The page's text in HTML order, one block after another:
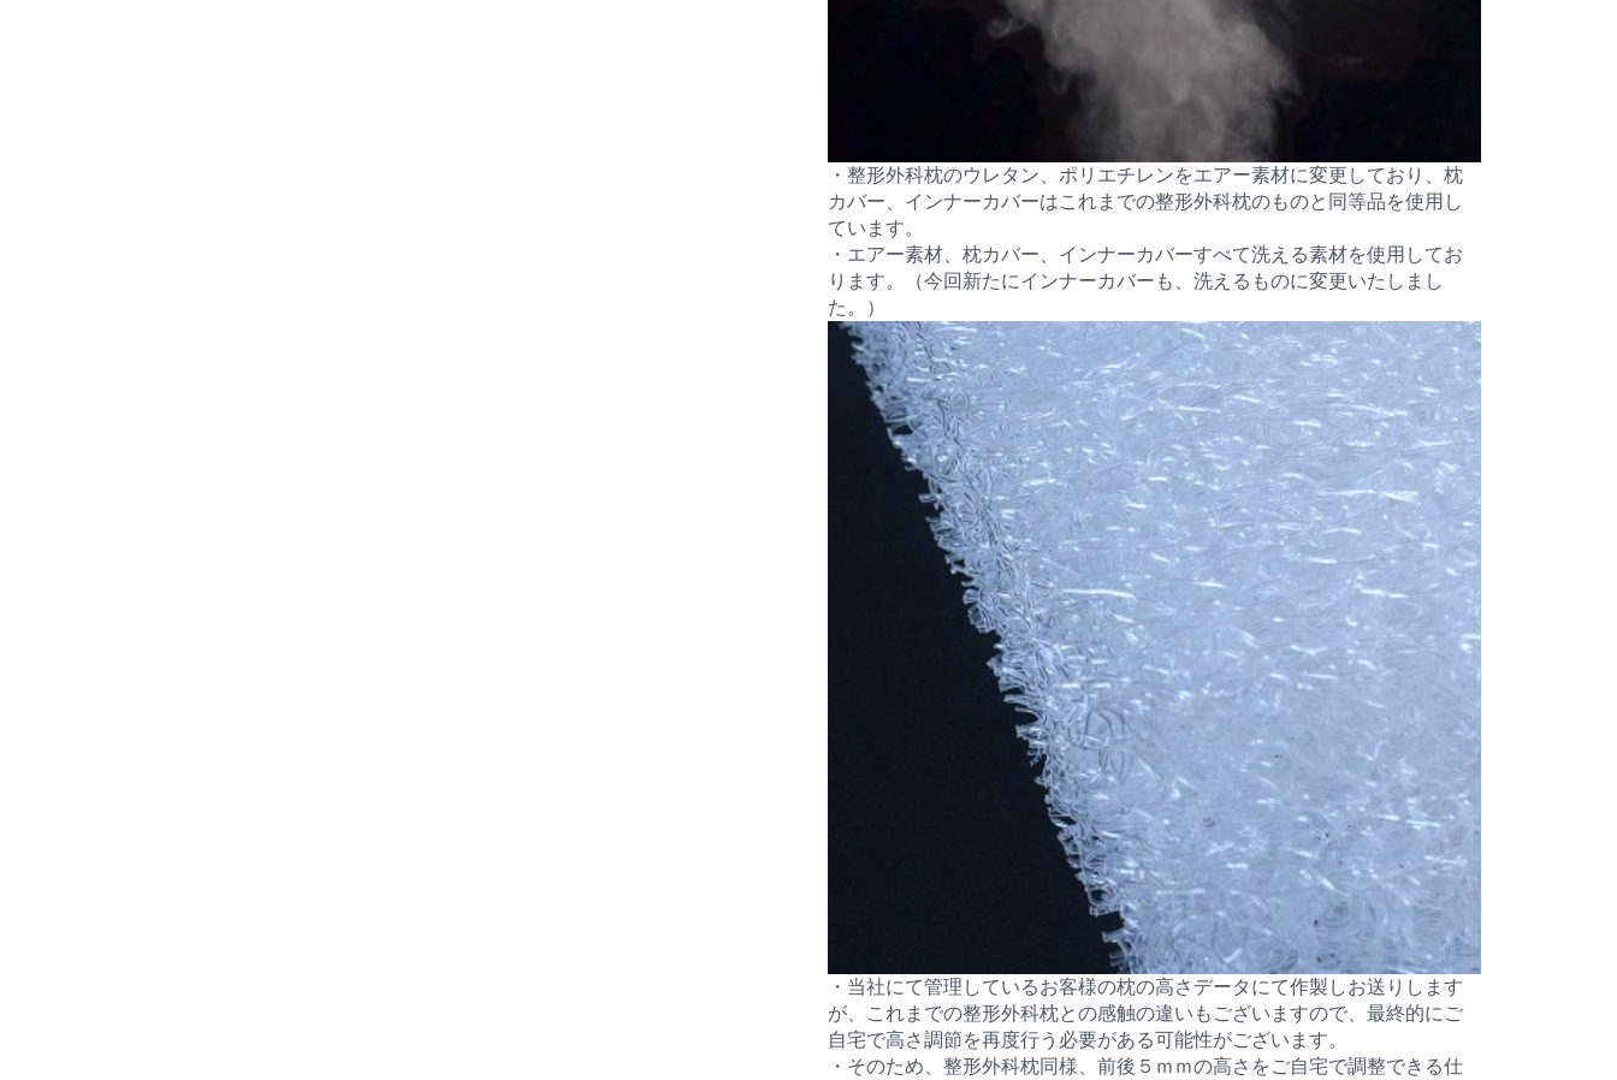
・整形外科枕のウレタン、ポリエチレンをエアー素材に変更しており、枕
カバー、インナーカバーはこれまでの整形外科枕のものと同等品を使用し
ています。
・エアー素材、枕カバー、インナーカバーすべて洗える素材を使用してお
ります。（今回新たにインナーカバーも、洗えるものに変更いたしまし
た。）
・当社にて管理しているお客様の枕の高さデータにて作製しお送りします
が、これまでの整形外科枕との感触の違いもございますので、最終的にご
自宅で高さ調節を再度行う必要がある可能性がございます。
・そのため、整形外科枕同様、前後５ｍｍの高さをご自宅で調整できる仕